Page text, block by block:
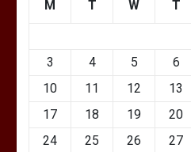
M T W T
3
4 5 6
10
11 12 13
17
18 19 20
24
25 26 27